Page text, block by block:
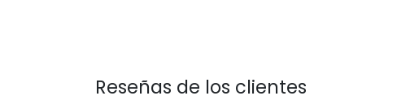
Reseñas de los clientes